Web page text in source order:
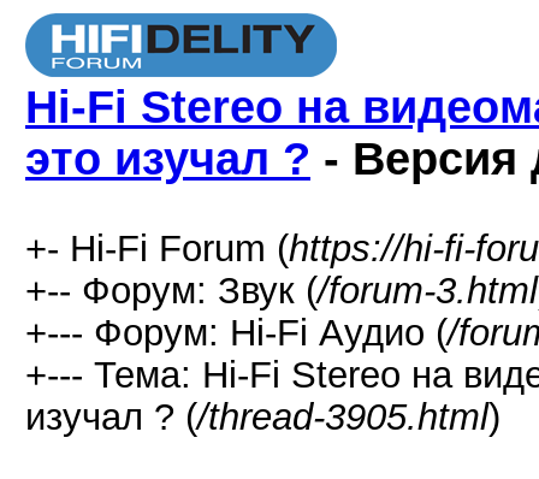
Hi-Fi Stereo на
это изучал ? - Версия
+- Hi-Fi Forum (https://hi-fi-
+-- Форум: Звук (/forum-3.html
+--- Форум: Hi-Fi Аудио (/
+--- Тема: Hi-Fi Stereo на
изучал ? (/thread-3905.html)